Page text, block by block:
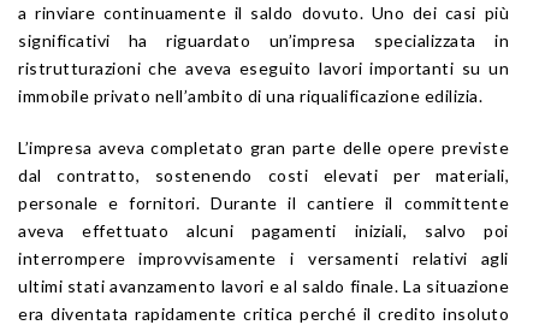
a rinviare continuamente il saldo dovuto. Uno dei casi più
significativi ha riguardato un’impresa specializzata in
ristrutturazioni che aveva eseguito lavori importanti su un
immobile privato nell’ambito di una riqualificazione edilizia.
L’impresa aveva completato gran parte delle opere previste
dal contratto, sostenendo costi elevati per materiali,
personale e fornitori. Durante il cantiere il committente
aveva effettuato alcuni pagamenti iniziali, salvo poi
interrompere improvvisamente i versamenti relativi agli
ultimi stati avanzamento lavori e al saldo finale. La situazione
era diventata rapidamente critica perché il credito insoluto